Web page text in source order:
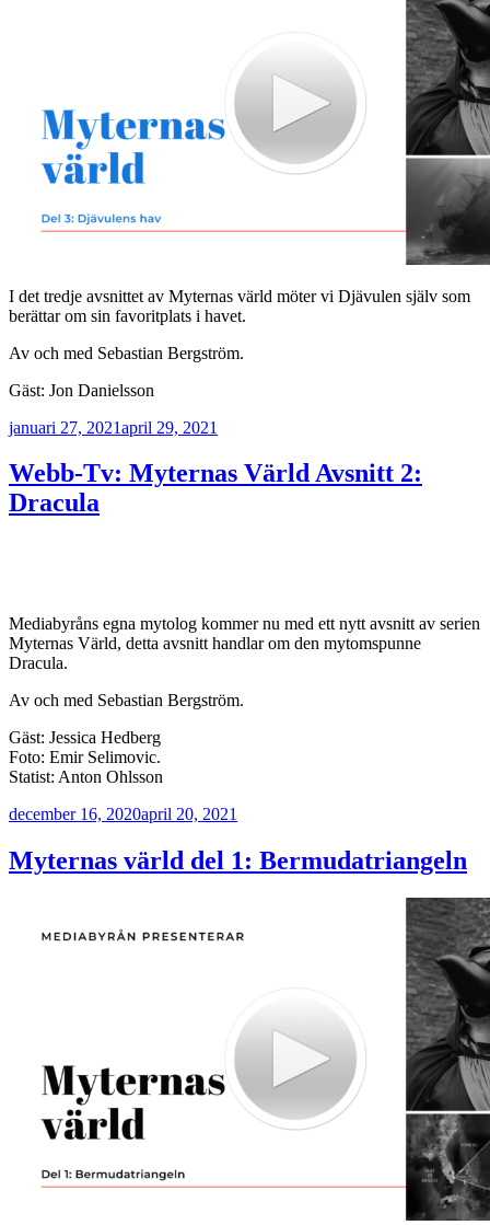
I det tredje avsnittet av Myternas värld möter vi Djävulen själv som
berättar om sin favoritplats i havet.
Av och med Sebastian Bergström.
Gäst: Jon Danielsson
Publicerat
januari 27, 2021april 29, 2021
Webb-Tv: Myternas Värld Avsnitt 2:
Dracula
Mediabyråns egna mytolog kommer nu med ett nytt avsnitt av serien
Myternas Värld, detta avsnitt handlar om den mytomspunne
Dracula.
Av och med Sebastian Bergström.
Gäst: Jessica Hedberg
Foto: Emir Selimovic.
Statist: Anton Ohlsson
Publicerat
december 16, 2020april 20, 2021
Myternas värld del 1: Bermudatriangeln